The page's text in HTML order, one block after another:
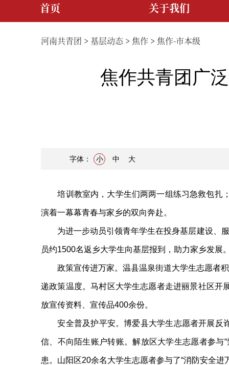
首页 关于我们
河南共青团 > 基层动态 > 焦作 > 焦作-市本级
焦作共青团广
字体： 小 中 大
培训教室内，大学生们两两一组练习急救包扎
演着一幕幕青春与家乡的双向奔赴。
为进一步动员引领青年学生在投身基层建设、服
员约1500名返乡大学生向基层报到，助力家乡发
政策宣传进万家。温县温泉街道大学生志愿者积
递政策温度。马村区大学生志愿者走进丽景社区开
放宣传资料、宣传品400余份。
安全普及护平安。博爱县大学生志愿者开展反诈
信、不向陌生账户转账。解放区大学生志愿者参与
患。山阳区20余名大学生志愿者参与了“消防安全